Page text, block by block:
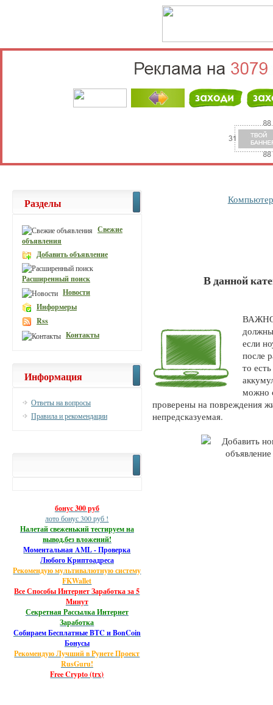
В данной
ВАЖНО:
если
после
то
можно
проверены на повреждения
непредсказуемая.
Разделы
Свежие
объявления
Добавить объявление
Расширенный поиск
Новости
Информеры
Rss
Контакты
Информация
Ответы на вопросы
Правила и рекомендации
бонус 300 руб
лото бонус 300 руб !
Налетай свеженький тестируем на
вывод,без вложений!
Моментальная AML - Проверка
Любого Криптоадреса
Рекомендую мультивалютную систему
FKWallet
Все Способы Интернет Заработка за 5
Минут
Секретная Рассылка Интернет
Заработка
Собираем Бесплатные BTC и BonCoin
Бонусы
Рекомендую Лучший в Рунете Проект
RusGuru!
Free Crypto (trx)